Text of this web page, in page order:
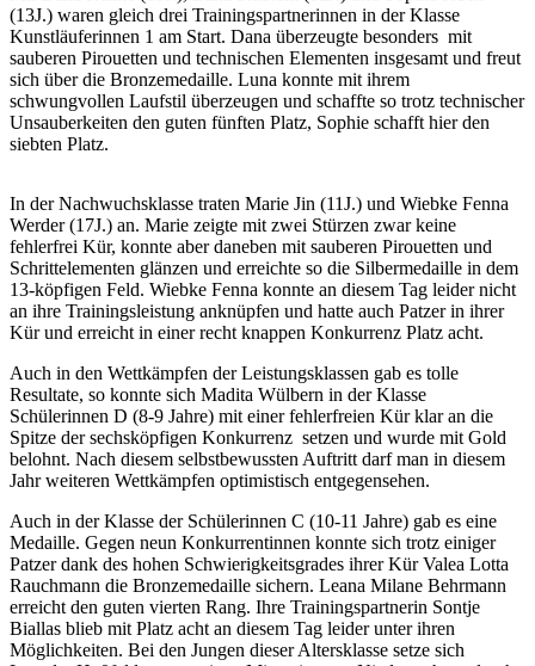
(13J.) waren gleich drei Trainingspartnerinnen in der Klasse
Kunstläuferinnen 1 am Start. Dana überzeugte besonders mit
sauberen Pirouetten und technischen Elementen insgesamt und freut
sich über die Bronzemedaille. Luna konnte mit ihrem
schwungvollen Laufstil überzeugen und schaffte so trotz technischer
Unsauberkeiten den guten fünften Platz, Sophie schafft hier den
siebten Platz.
In der Nachwuchsklasse traten Marie Jin (11J.) und Wiebke Fenna
Werder (17J.) an. Marie zeigte mit zwei Stürzen zwar keine
fehlerfrei Kür, konnte aber daneben mit sauberen Pirouetten und
Schrittelementen glänzen und erreichte so die Silbermedaille in dem
13-köpfigen Feld. Wiebke Fenna konnte an diesem Tag leider nicht
an ihre Trainingsleistung anknüpfen und hatte auch Patzer in ihrer
Kür und erreicht in einer recht knappen Konkurrenz Platz acht.
Auch in den Wettkämpfen der Leistungsklassen gab es tolle
Resultate, so konnte sich Madita Wülbern in der Klasse
Schülerinnen D (8-9 Jahre) mit einer fehlerfreien Kür klar an die
Spitze der sechsköpfigen Konkurrenz setzen und wurde mit Gold
belohnt. Nach diesem selbstbewussten Auftritt darf man in diesem
Jahr weiteren Wettkämpfen optimistisch entgegensehen.
Auch in der Klasse der Schülerinnen C (10-11 Jahre) gab es eine
Medaille. Gegen neun Konkurrentinnen konnte sich trotz einiger
Patzer dank des hohen Schwierigkeitsgrades ihrer Kür Valea Lotta
Rauchmann die Bronzemedaille sichern. Leana Milane Behrmann
erreicht den guten vierten Rang. Ihre Trainingspartnerin Sontje
Biallas blieb mit Platz acht an diesem Tag leider unter ihren
Möglichkeiten. Bei den Jungen dieser Altersklasse setze sich